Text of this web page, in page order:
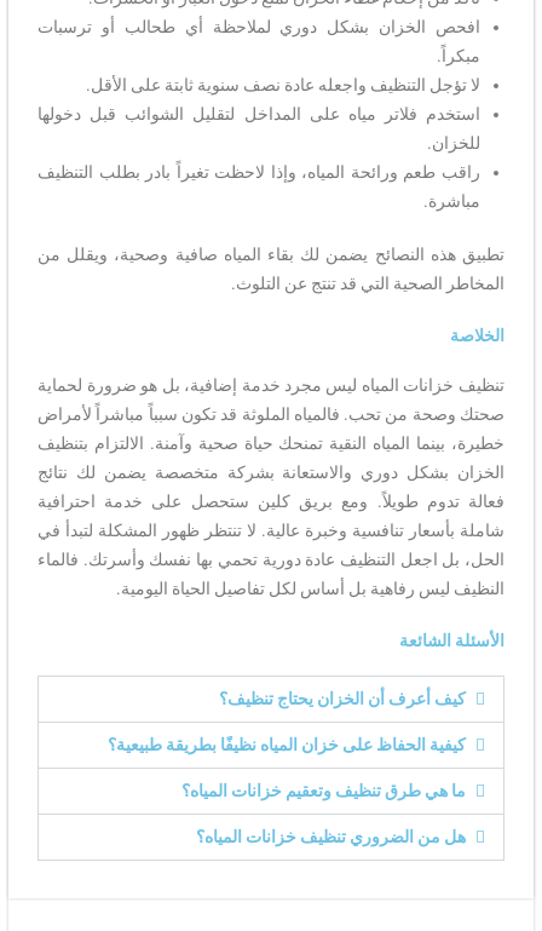
افحص الخزان بشكل دوري لملاحظة أي طحالب أو ترسبات
مبكراً.
لا تؤجل التنظيف واجعله عادة نصف سنوية ثابتة على الأقل.
استخدم فلاتر مياه على المداخل لتقليل الشوائب قبل دخولها
للخزان.
راقب طعم ورائحة المياه، وإذا لاحظت تغيراً بادر بطلب التنظيف
مباشرة.
تطبيق هذه النصائح يضمن لك بقاء المياه صافية وصحية، ويقلل من
المخاطر الصحية التي قد تنتج عن التلوث.
الخلاصة
تنظيف خزانات المياه ليس مجرد خدمة إضافية، بل هو ضرورة لحماية
صحتك وصحة من تحب. فالمياه الملوثة قد تكون سبباً مباشراً لأمراض
خطيرة، بينما المياه النقية تمنحك حياة صحية وآمنة. الالتزام بتنظيف
الخزان بشكل دوري والاستعانة بشركة متخصصة يضمن لك نتائج
فعالة تدوم طويلاً. ومع بريق كلين ستحصل على خدمة احترافية
شاملة بأسعار تنافسية وخبرة عالية. لا تنتظر ظهور المشكلة لتبدأ في
الحل، بل اجعل التنظيف عادة دورية تحمي بها نفسك وأسرتك. فالماء
النظيف ليس رفاهية بل أساس لكل تفاصيل الحياة اليومية.
الأسئلة الشائعة
كيف أعرف أن الخزان يحتاج تنظيف؟
كيفية الحفاظ على خزان المياه نظيفًا بطريقة طبيعية؟
ما هي طرق تنظيف وتعقيم خزانات المياه؟
هل من الضروري تنظيف خزانات المياه؟